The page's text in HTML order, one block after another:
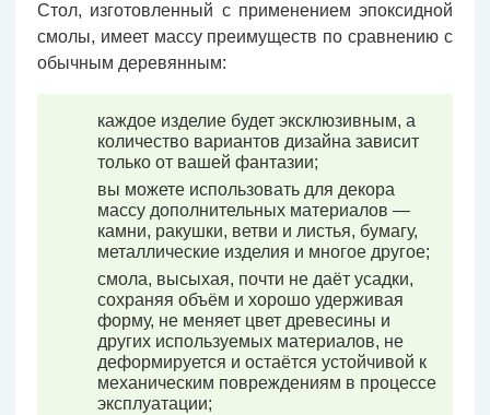
Стол, изготовленный с применением эпоксидной
смолы, имеет массу преимуществ по сравнению с
обычным деревянным:
каждое изделие будет эксклюзивным, а
количество вариантов дизайна зависит
только от вашей фантазии;
вы можете использовать для декора
массу дополнительных материалов —
камни, ракушки, ветви и листья, бумагу,
металлические изделия и многое другое;
смола, высыхая, почти не даёт усадки,
сохраняя объём и хорошо удерживая
форму, не меняет цвет древесины и
других используемых материалов, не
деформируется и остаётся устойчивой к
механическим повреждениям в процессе
эксплуатации;